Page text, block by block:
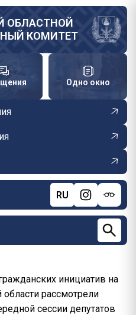
ОБЛАСТНОЙ
КОМИТЕТ
Одно окно
RU
инициатив на
рассмотрели
сессии депутатов